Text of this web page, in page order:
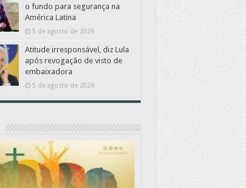
o fundo para segurança na
América Latina
5 de agosto de 2026
Atitude irresponsável, diz Lula
após revogação de visto de
embaixadora
5 de agosto de 2026